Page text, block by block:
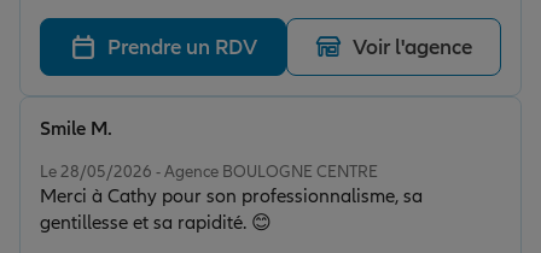
Prendre un RDV Voir l'agence
Le 28/05/2026 - Agence BOULOGNE CENTRE
Merci à Cathy pour son professionnalisme, sa
gentillesse et sa rapidité. 😊
Smile M.